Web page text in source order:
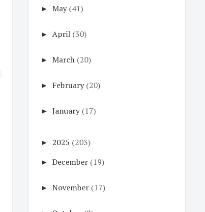
► May (41)
► April (30)
► March (20)
► February (20)
► January (17)
► 2025 (203)
► December (19)
► November (17)